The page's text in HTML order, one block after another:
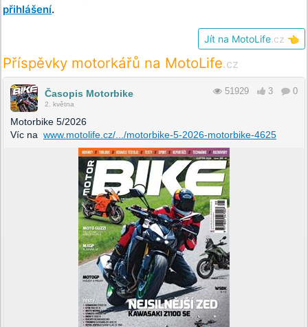
přihlášení.
Jít na MotoLife .cz 👈
Příspěvky motorkářů na MotoLife.cz
Časopis Motorbike
2. května
51929 3 0
Motorbike 5/2026
Víc na www.motolife.cz/.../motorbike-5-2026-motorbike-4625